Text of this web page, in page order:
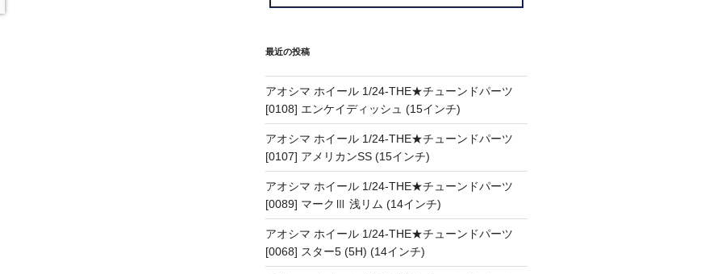
最近の投稿
アオシマ ホイール 1/24-THE★チューンドパーツ
[0108] エンケイディッシュ (15インチ)
アオシマ ホイール 1/24-THE★チューンドパーツ
[0107] アメリカンSS (15インチ)
アオシマ ホイール 1/24-THE★チューンドパーツ
[0089] マークⅢ 浅リム (14インチ)
アオシマ ホイール 1/24-THE★チューンドパーツ
[0068] スター5 (5H) (14インチ)